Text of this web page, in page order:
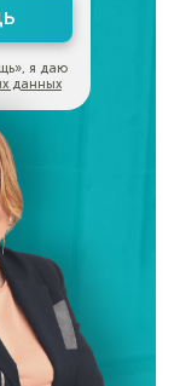
я даю
данных